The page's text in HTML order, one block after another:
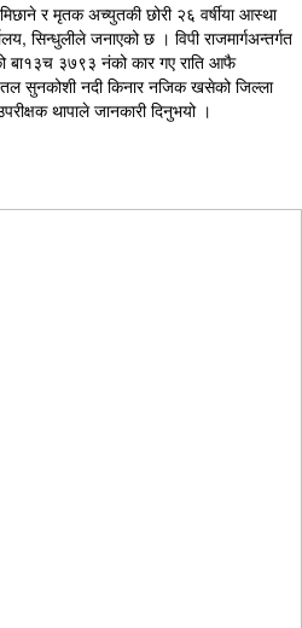
र मृतक अच्युतकी छोरी २६ वर्षीया आस्था
सिन्धुलीले जनाएको छ । विपी राजमार्गअन्तर्गत
बा१३च ३७९३ नंको कार गए राति आफै
सुनकोशी नदी किनार नजिक खसेको जिल्ला
थापाले जानकारी दिनुभयो ।